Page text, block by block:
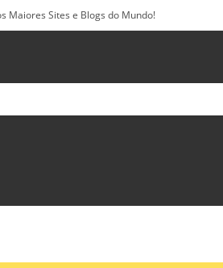
Maiores Sites e Blogs do Mundo!